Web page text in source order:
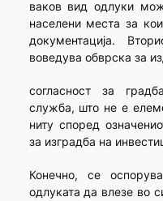
ваков вид одлуки
населени места за
документација.
воведува обврска за
согласност за
служба, што не е
ниту според
за изградба на
Конечно, се
одлуката да влезе во